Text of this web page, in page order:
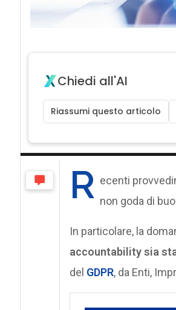
Chiedi all'AI
Riassumi questo articolo
R ecenti
non goda di
In particolare, la
accountability sia
del GDPR, da Enti,